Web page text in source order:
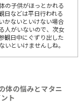
の子供がほっとかれる
日などは平日行われる
かないといけない場合
人がいないので、次女
観日中にぐずり出した
いといけませんしね。
体の悩みとマタニ
ト